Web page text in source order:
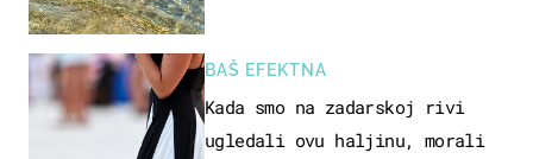
BAŠ EFEKTNA
Kada smo na zadarskoj rivi
ugledali ovu haljinu, morali